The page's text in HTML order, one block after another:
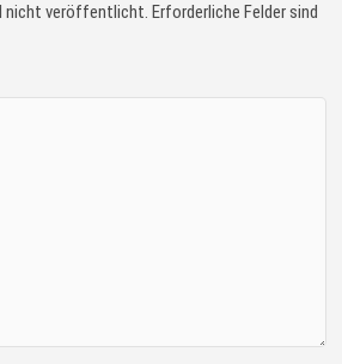
nicht veröffentlicht. Erforderliche Felder sind